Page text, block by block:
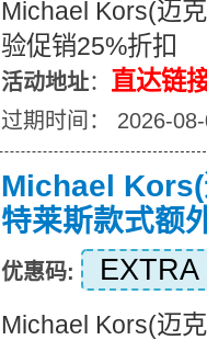
Michael Kors(迈
验促销25%折扣
活动地址： 直达链
过期时间： 2026-
Michael Kors(
特莱斯款式额
优惠码: EXTRA
Michael Kors(迈